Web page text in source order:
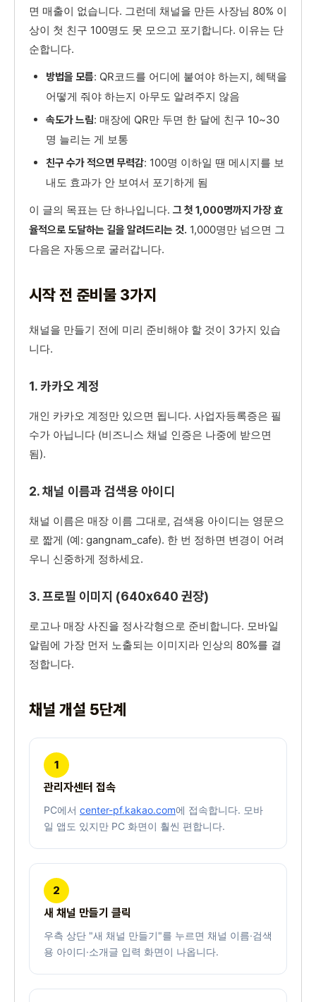
면 매출이 없습니다. 그런데 채널을 만든 사장님 80% 이
상이 첫 친구 100명도 못 모으고 포기합니다. 이유는 단
순합니다.
방법을 모름: QR코드를 어디에 붙여야 하는지, 혜택을
어떻게 줘야 하는지 아무도 알려주지 않음
속도가 느림: 매장에 QR만 두면 한 달에 친구 10~30
명 늘리는 게 보통
친구 수가 적으면 무력감: 100명 이하일 땐 메시지를 보
내도 효과가 안 보여서 포기하게 됨
이 글의 목표는 단 하나입니다. 그 첫 1,000명까지 가장 효
율적으로 도달하는 길을 알려드리는 것. 1,000명만 넘으면 그
다음은 자동으로 굴러갑니다.
시작 전 준비물 3가지
채널을 만들기 전에 미리 준비해야 할 것이 3가지 있습
니다.
1. 카카오 계정
개인 카카오 계정만 있으면 됩니다. 사업자등록증은 필
수가 아닙니다 (비즈니스 채널 인증은 나중에 받으면
됨).
2. 채널 이름과 검색용 아이디
채널 이름은 매장 이름 그대로, 검색용 아이디는 영문으
로 짧게 (예: gangnam_cafe). 한 번 정하면 변경이 어려
우니 신중하게 정하세요.
3. 프로필 이미지 (640x640 권장)
로고나 매장 사진을 정사각형으로 준비합니다. 모바일
알림에 가장 먼저 노출되는 이미지라 인상의 80%를 결
정합니다.
채널 개설 5단계
1
관리자센터 접속
PC에서 center-pf.kakao.com에 접속합니다. 모바
일 앱도 있지만 PC 화면이 훨씬 편합니다.
2
새 채널 만들기 클릭
우측 상단 "새 채널 만들기"를 누르면 채널 이름·검색
용 아이디·소개글 입력 화면이 나옵니다.